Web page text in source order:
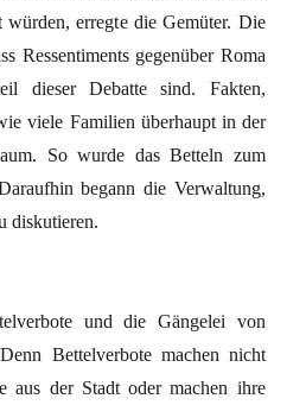
würden, erregte die Gemüter. Die
Ressentiments gegenüber Roma
dieser Debatte sind. Fakten,
viele Familien überhaupt in der
So wurde das Betteln zum
begann die Verwaltung,
diskutieren.
und die Gängelei von
Bettelverbote machen nicht
aus der Stadt oder machen ihre